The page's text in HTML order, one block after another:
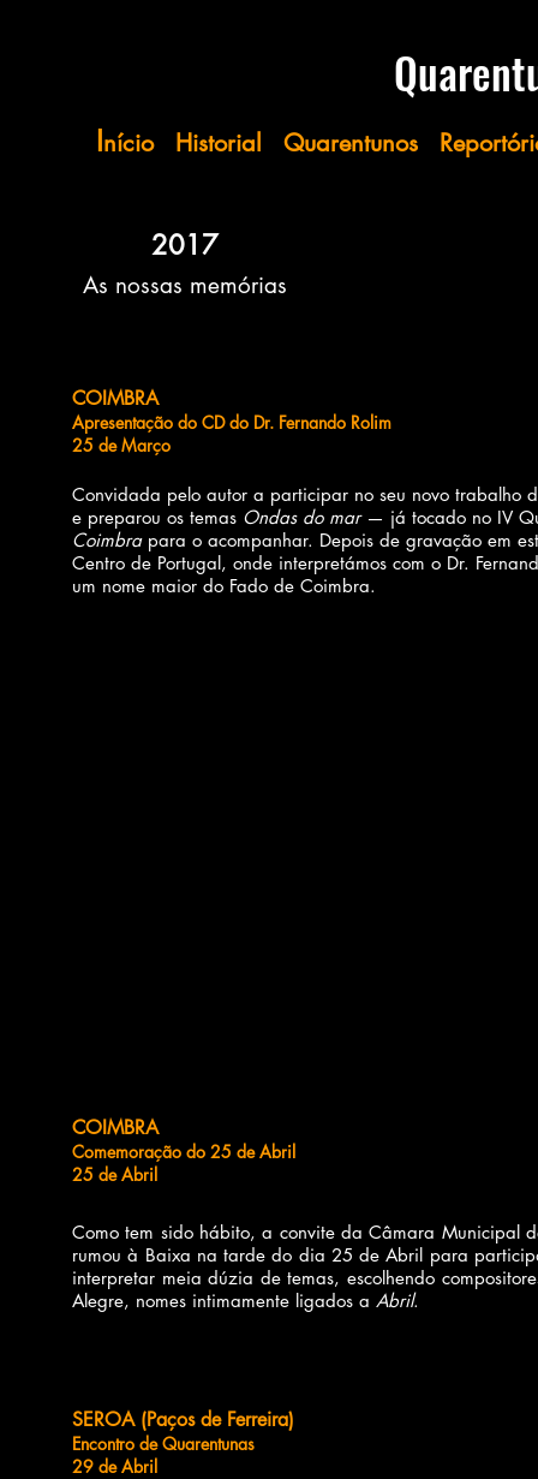
Início Historial Quarentunos
2017
As nossas memórias
COIMBRA
Apresentação do CD do Dr. Fernando Rolim
25 de Março
Convidada pelo autor a participar no seu novo trabalho
e preparou os temas Ondas do mar— já tocado no IV
Coimbrapara o acompanhar. Depois de gravação em
Centro de Portugal, onde interpretámos com o Dr.
um nome maior do Fado de Coimbra.
COIMBRA
Comemoração do 25 de Abril
25 de Abril
Como tem sido hábito, a convite da Câmara Municipal
rumou à Baixa na tarde do dia 25 de Abril para
interpretar meia dúzia de temas, escolhendo
Alegre, nomes intimamente ligados a Abril.
SEROA (Paços de Ferreira)
Encontro de Quarentunas
29 de Abril